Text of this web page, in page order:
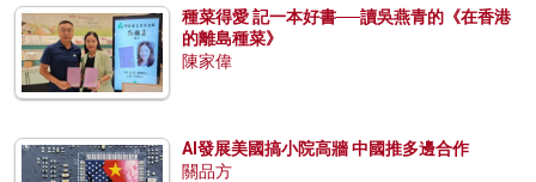
種菜得愛 記一本好書──讀吳燕青的《在香港
的離島種菜》
陳家偉
AI發展美國搞小院高牆 中國推多邊合作
關品方